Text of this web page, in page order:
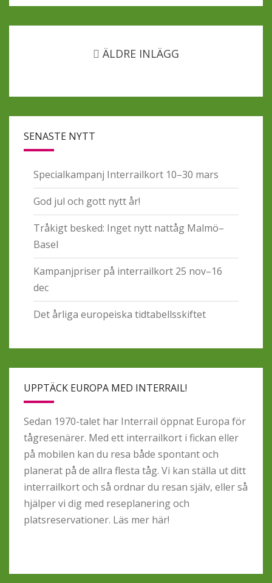
ÄLDRE INLÄGG
SENASTE NYTT
Specialkampanj Interrailkort 10–30 mars
God jul och gott nytt år!
Tråkigt besked: Inget nytt nattåg Malmö–
Basel
Kampanjpriser på interrailkort 25 nov–16
dec
Det årliga europeiska tidtabellsskiftet
UPPTÄCK EUROPA MED INTERRAIL!
Sedan 1970-talet har Interrail öppnat Europa för
tågresenärer. Med ett interrailkort i fickan eller
på mobilen kan du resa både spontant och
planerat på de allra flesta tåg. Vi kan ställa ut ditt
interrailkort och så ordnar du resan själv, eller så
hjälper vi dig med reseplanering och
platsreservationer. Läs mer här!